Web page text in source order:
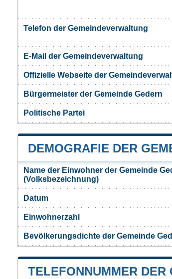
Telefon der Gemeindeverwaltung
E-Mail der Gemeindeverwaltung
Offizielle Webseite der
Bürgermeister der Gemeinde Gedern
Politische Partei
DEMOGRAFIE DER
Name der Einwohner der Gemeinde
(Volksbezeichnung)
Datum
Einwohnerzahl
Bevölkerungsdichte der Gemeinde
TELEFONNUMMER DER